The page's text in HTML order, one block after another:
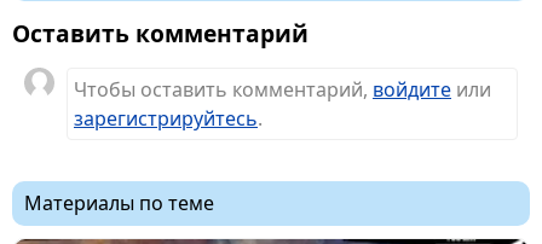
Оставить комментарий
Чтобы оставить комментарий, войдите или
зарегистрируйтесь.
Материалы по теме